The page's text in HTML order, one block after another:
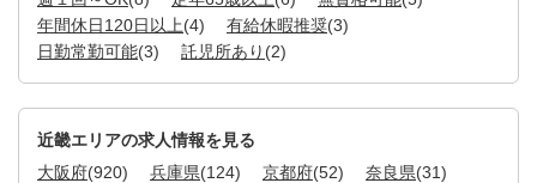
年間休日120日以上(4) 有給休暇推奨(3)
日勤常勤可能(3) 託児所あり (2)
近畿エリアの求人情報を見る
大阪府(920) 兵庫県(124) 京都府(52) 奈良県(31)